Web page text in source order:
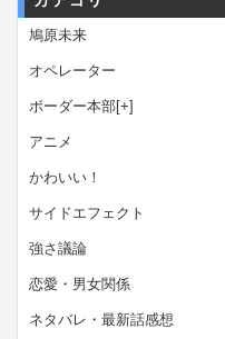
鳩原未来
オペレーター
ボーダー本部[+]
アニメ
かわいい！
サイドエフェクト
強さ議論
恋愛・男女関係
ネタバレ・最新話感想